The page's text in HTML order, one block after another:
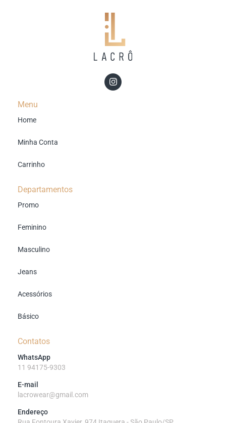
Menu
Home
Minha Conta
Carrinho
Departamentos
Promo
Feminino
Masculino
Jeans
Acessórios
Básico
Contatos
WhatsApp
11 94175-9303
E-mail
lacrowear@gmail.com
Endereço